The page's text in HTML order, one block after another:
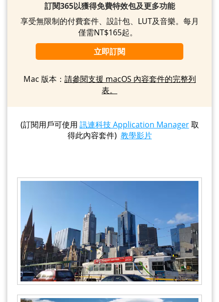
訂閱365以獲得免費特效包及更多功能
享受無限制的付費套件、設計包、LUT及音樂。每月
僅需NT$165起。
立即訂閱
Mac 版本： 請參閱支援 macOS 內容套件的完整列
表。
(訂閱用戶可使用 訊連科技 Application Manager取
得此內容套件) 教學影片